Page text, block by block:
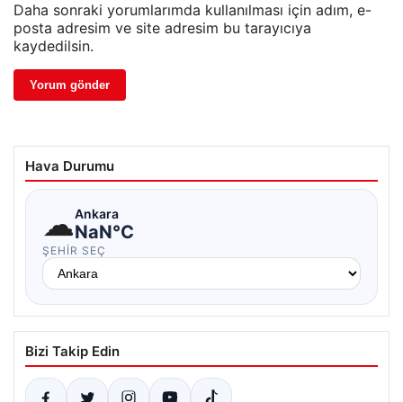
Daha sonraki yorumlarımda kullanılması için adım, e-
posta adresim ve site adresim bu tarayıcıya
kaydedilsin.
Hava Durumu
☁Ankara
NaN°C
ŞEHIR SEÇ
Bizi Takip Edin